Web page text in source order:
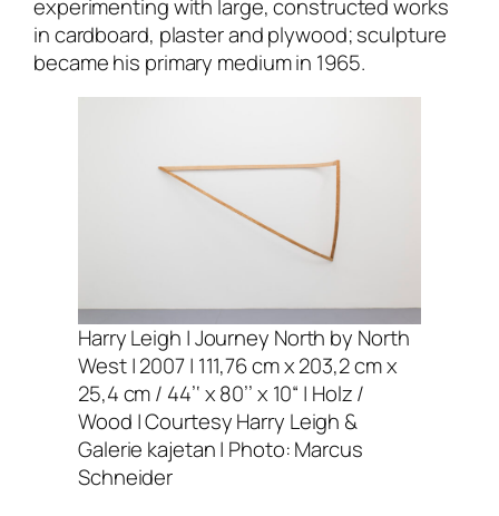
experimenting with large, constructed works
in cardboard, plaster and plywood; sculpture
became his primary medium in 1965.
Harry Leigh |Journey North by North
West| 2007 | 111,76 cm x 203,2 cm x
25,4 cm / 44’‘ x 80’’ x 10“ | Holz /
Wood | Courtesy Harry Leigh &
Galerie kajetan | Photo: Marcus
Schneider